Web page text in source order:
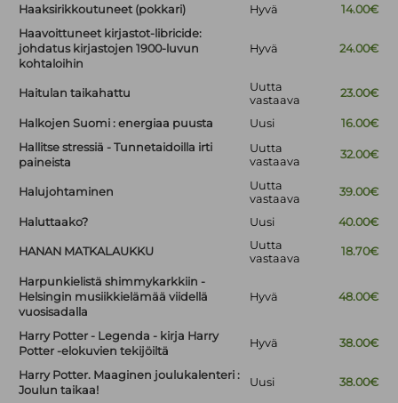
Haaksirikkoutuneet (pokkari)
Hyvä
14.00€
Haavoittuneet kirjastot-libricide:
johdatus kirjastojen 1900-luvun
kohtaloihin
Hyvä 24.00€
Haitulan taikahattu
Uutta
vastaava
23.00€
Halkojen Suomi : energiaa puusta Uusi
16.00€
Hallitse stressiä - Tunnetaidoilla irti
paineista
Uutta
vastaava
32.00€
Halujohtaminen
Uutta
vastaava
39.00€
Haluttaako? Uusi 40.00€
HANAN MATKALAUKKU
Uutta
vastaava
18.70€
Harpunkielistä shimmykarkkiin -
Helsingin musiikkielämää viidellä
vuosisadalla
Hyvä 48.00€
Harry Potter - Legenda - kirja Harry
Potter -elokuvien tekijöiltä
Hyvä 38.00€
Harry Potter. Maaginen joulukalenteri :
Joulun taikaa!
Uusi 38.00€